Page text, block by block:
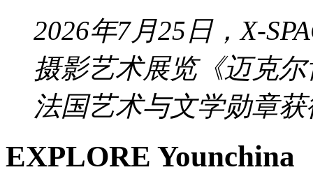
2026年7月25日，X-
摄影艺术展览《迈克
法国艺术与文学勋章
EXPLORE Younchina